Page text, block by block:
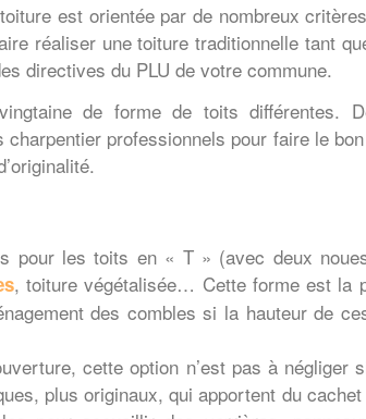
est orientée par de nombreux
réaliser une toiture traditionnelle tant
directives du PLU de votre commune.
de forme de toits différentes.
charpentier professionnels pour faire le
pour les toits en « T » (avec deux
, toiture végétalisée… Cette forme est la
des combles si la hauteur de
cette option n’est pas à négliger
plus originaux, qui apportent du cachet